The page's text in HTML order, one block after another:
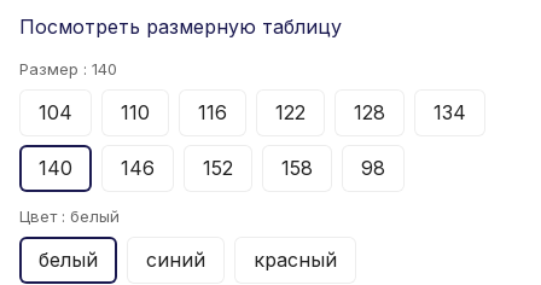
Посмотреть размерную таблицу
Размер : 140
104 110 116 122 128 134
140 146 152 158 98
Цвет : белый
белый синий красный